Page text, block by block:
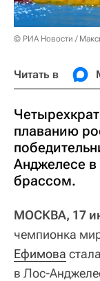
© РИА Новости /
Читать в
плаванию
Анджелесе
брассом.
МОСКВА, 17
чемпионка
Ефимова
в Лос-